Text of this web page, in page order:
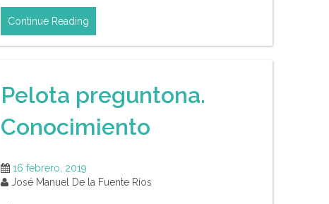
Continue Reading
Pelota preguntona.
Conocimiento
16 febrero, 2019
José Manuel De la Fuente Ríos